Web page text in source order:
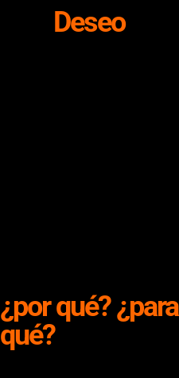
Deseo
¿por qué? ¿para
qué?